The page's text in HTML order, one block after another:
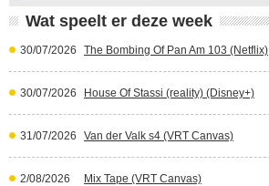
Wat speelt er deze week
30/07/2026 The Bombing Of Pan Am 103 (Netflix)
30/07/2026 House Of Stassi (reality) (Disney+)
31/07/2026 Van der Valk s4 (VRT Canvas)
2/08/2026 Mix Tape (VRT Canvas)